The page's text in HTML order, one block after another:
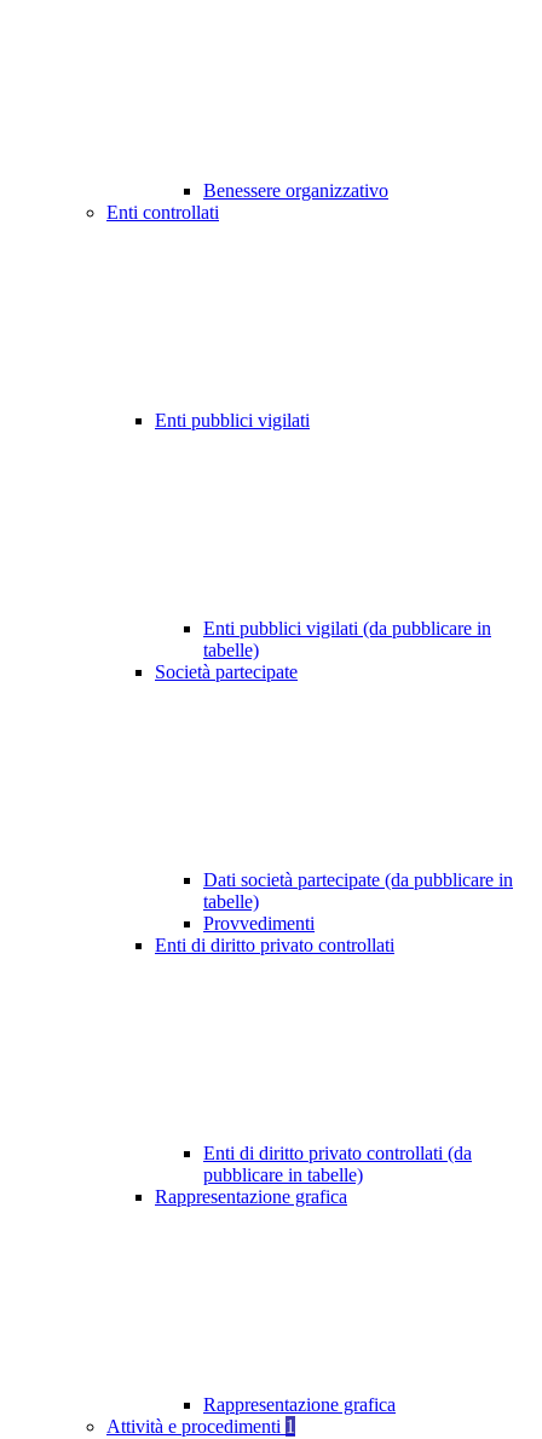
Benessere organizzativo
Enti controllati
Enti pubblici vigilati
Enti pubblici vigilati (da pubblicare in
tabelle)
Società partecipate
Dati società partecipate (da pubblicare in
tabelle)
Provvedimenti
Enti di diritto privato controllati
Enti di diritto privato controllati (da
pubblicare in tabelle)
Rappresentazione grafica
Rappresentazione grafica
Attività e procedimenti 1